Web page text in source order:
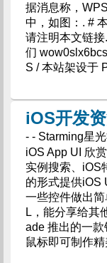
据消息称，
中，如图：. #
请注明本文链接
们
S / 本站架设于
iOS开发
- - Starming星
iOS App UI 欣
实例搜索、iOS
的形式提供iOS
一些控件做出
L，能分享给其
ade 推出的一
鼠标即可制作